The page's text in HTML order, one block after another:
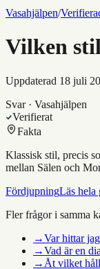
Vasahjälpen/
Vilken
Uppdaterad 18 juli
Svar · Vasahjälpen
Verifierat
Fakta
Klassisk stil, precis
mellan Sälen och
FördjupningLäs hela
Fler frågor i samma
→Var hittar
→Vad är en
→ Åt vilket